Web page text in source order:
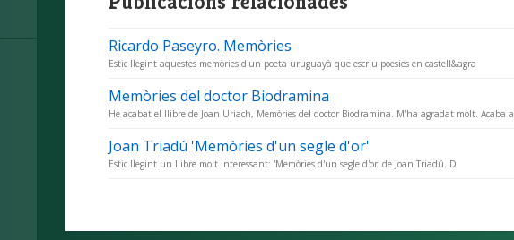
Ricardo Paseyro. Memòries
Estic llegint aquestes memòries d'un poeta uruguayà que escriu poesies en castell&agra
Memòries del doctor Biodramina
He acabat el llibre de Joan Uriach, Memòries del doctor Biodramina. M'ha agradat molt. Acaba
Joan Triadú 'Memòries d'un segle d'or'
Estic llegint un llibre molt interessant: 'Memòries d'un segle d'or' de Joan Triadú. D